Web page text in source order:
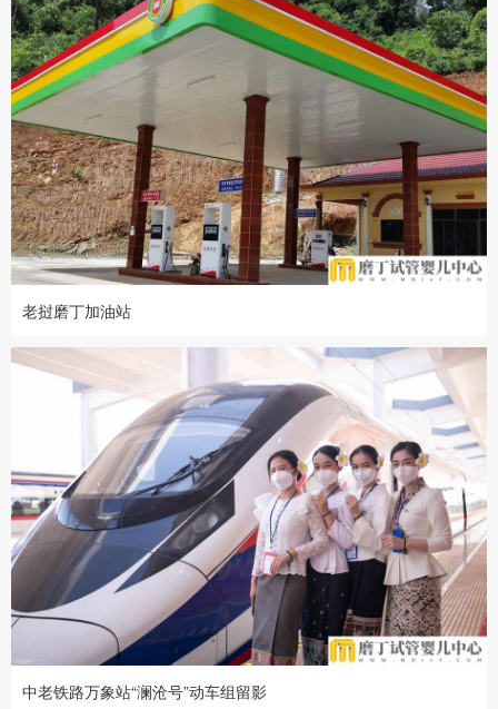
老挝磨丁加油站
中老铁路万象站“澜沧号”动车组留影